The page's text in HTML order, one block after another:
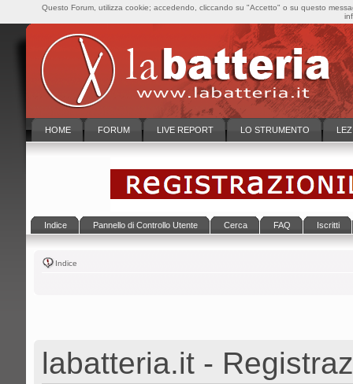
HOME FORUM LIVE REPORT LO STRUMENTO
Indice Pannello di Controllo Utente Cerca FAQ Iscritti
Indice
labatteria.it -
Questo Forum, utilizza cookie; accedendo, cliccando su "Accetto" o su questo